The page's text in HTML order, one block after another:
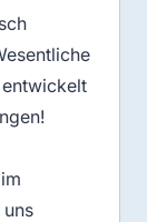
entwickelt